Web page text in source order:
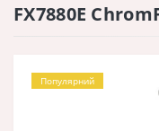
FX7880E
Популярний